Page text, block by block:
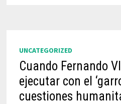
UNCATEGORIZED
Cuando Fernando
ejecutar con el
cuestiones